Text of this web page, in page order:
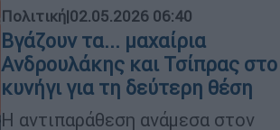
Πολιτική|02.05.2026 06:40
Βγάζουν τα... μαχαίρια
Ανδρουλάκης και Τσίπρας στο
κυνήγι για τη δεύτερη θέση
Η αντιπαράθεση ανάμεσα στον